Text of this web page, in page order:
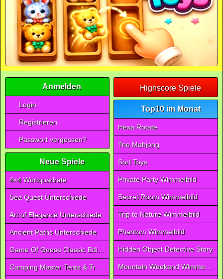
Anmelden
Login
Registrieren
Passwort vergessen?
Neue Spiele
4×4 Wortquadrate
Sea Quest Unterschiede
Art of Elegance Unterschiede
Ancient Paths Unterschiede
Game Of Goose Classic Edition
Camping Master Tents & Trees
Highscore Spiele
Top10 im Monat
Hexa Rotate
Trio Mahjong
Sort Toys
Private Party Wimmelbild
Secret Room Wimmelbild
Trip to Nature Wimmelbild
Phantom Wimmelbild
Hidden Object Detective Story
Mountain Weekend Wimmelbild